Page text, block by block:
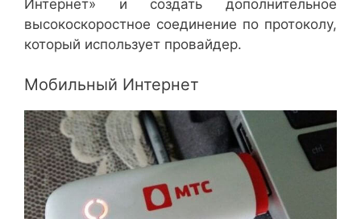
Интернет» и создать дополнительное
высокоскоростное соединение по протоколу,
который использует провайдер.
Мобильный Интернет